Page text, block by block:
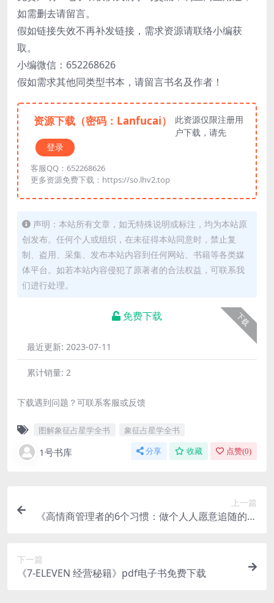
如需删去请留言。
假如链接失效不再补发链接，需求资源请联络小编获
取。
小编微信：652268626
假如需求其他同类型书本，请留言书名及作者！
资源下载（密码：Lanfucai）
此资源仅限注册用
户下载，请先
登录
客服QQ：652268626
更多资源免费下载：https://so.lhv2.top
声明：本站所有文章，如无特殊说明或标注，均为本站原
创发布。任何个人或组织，在未征得本站同意时，禁止复
制、盗用、采集、发布本站内容到任何网站、书籍等各类媒
体平台。如若本站内容侵犯了原著者的合法权益，可联系我
们进行处理。
下载
免费下载
最近更新: 2023-07-11
累计销量: 2
下载遇到问题？可联系客服或反馈
图解象征占星学全书 象征占星学全书
1号书库 分享 收藏 点赞(0)
上一篇
《高情商管理者的6个习惯：做个人人愿意追随的高
下一篇
《7-ELEVEN 经营秘籍》pdf电子书免费下载